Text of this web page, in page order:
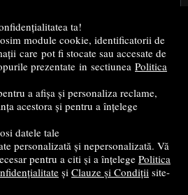
ta!
module cookie, identificatorii de
care pot fi stocate sau accesate de
prezentate in sectiunea Politica
a afișa și personaliza reclame,
acestora și pentru a înțelege
datele tale
personalizată și nepersonalizată. Vă
pentru a citi și a înțelege Politica
și Clauze și Condiții site-
Grup DZC SRL
creat de Vital Soft